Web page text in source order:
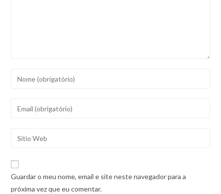
Introduza
nome
nome
utilizador
para
comentar
Introduza
endereço
correio
eletrónico
para
URL
do
Guardar o meu nome, email e site neste navegador para a
próxima vez que eu comentar.